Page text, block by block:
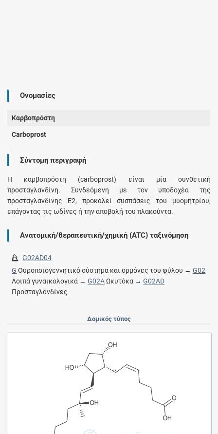
Ονομασίες
Καρβοπρόστη
Carboprost
Σύντομη περιγραφή
Η καρβοπρόστη (carboprost) είναι μία συνθετική
προσταγλανδίνη. Συνδεόμενη με τον υποδοχέα της
προσταγλανδίνης Ε2, προκαλεί συσπάσεις του μυομητρίου,
επάγοντας τις ωδίνες ή την αποβολή του πλακούντα.
Ανατομική/θεραπευτική/χημική (ATC) ταξινόμηση
G02AD04
G Ουροποιογεννητικό σύστημα και ορμόνες του φύλου →G02
Λοιπά γυναικολογικά →G02AΩκυτόκα →G02AD
Προσταγλανδίνες
Δομικός τύπος